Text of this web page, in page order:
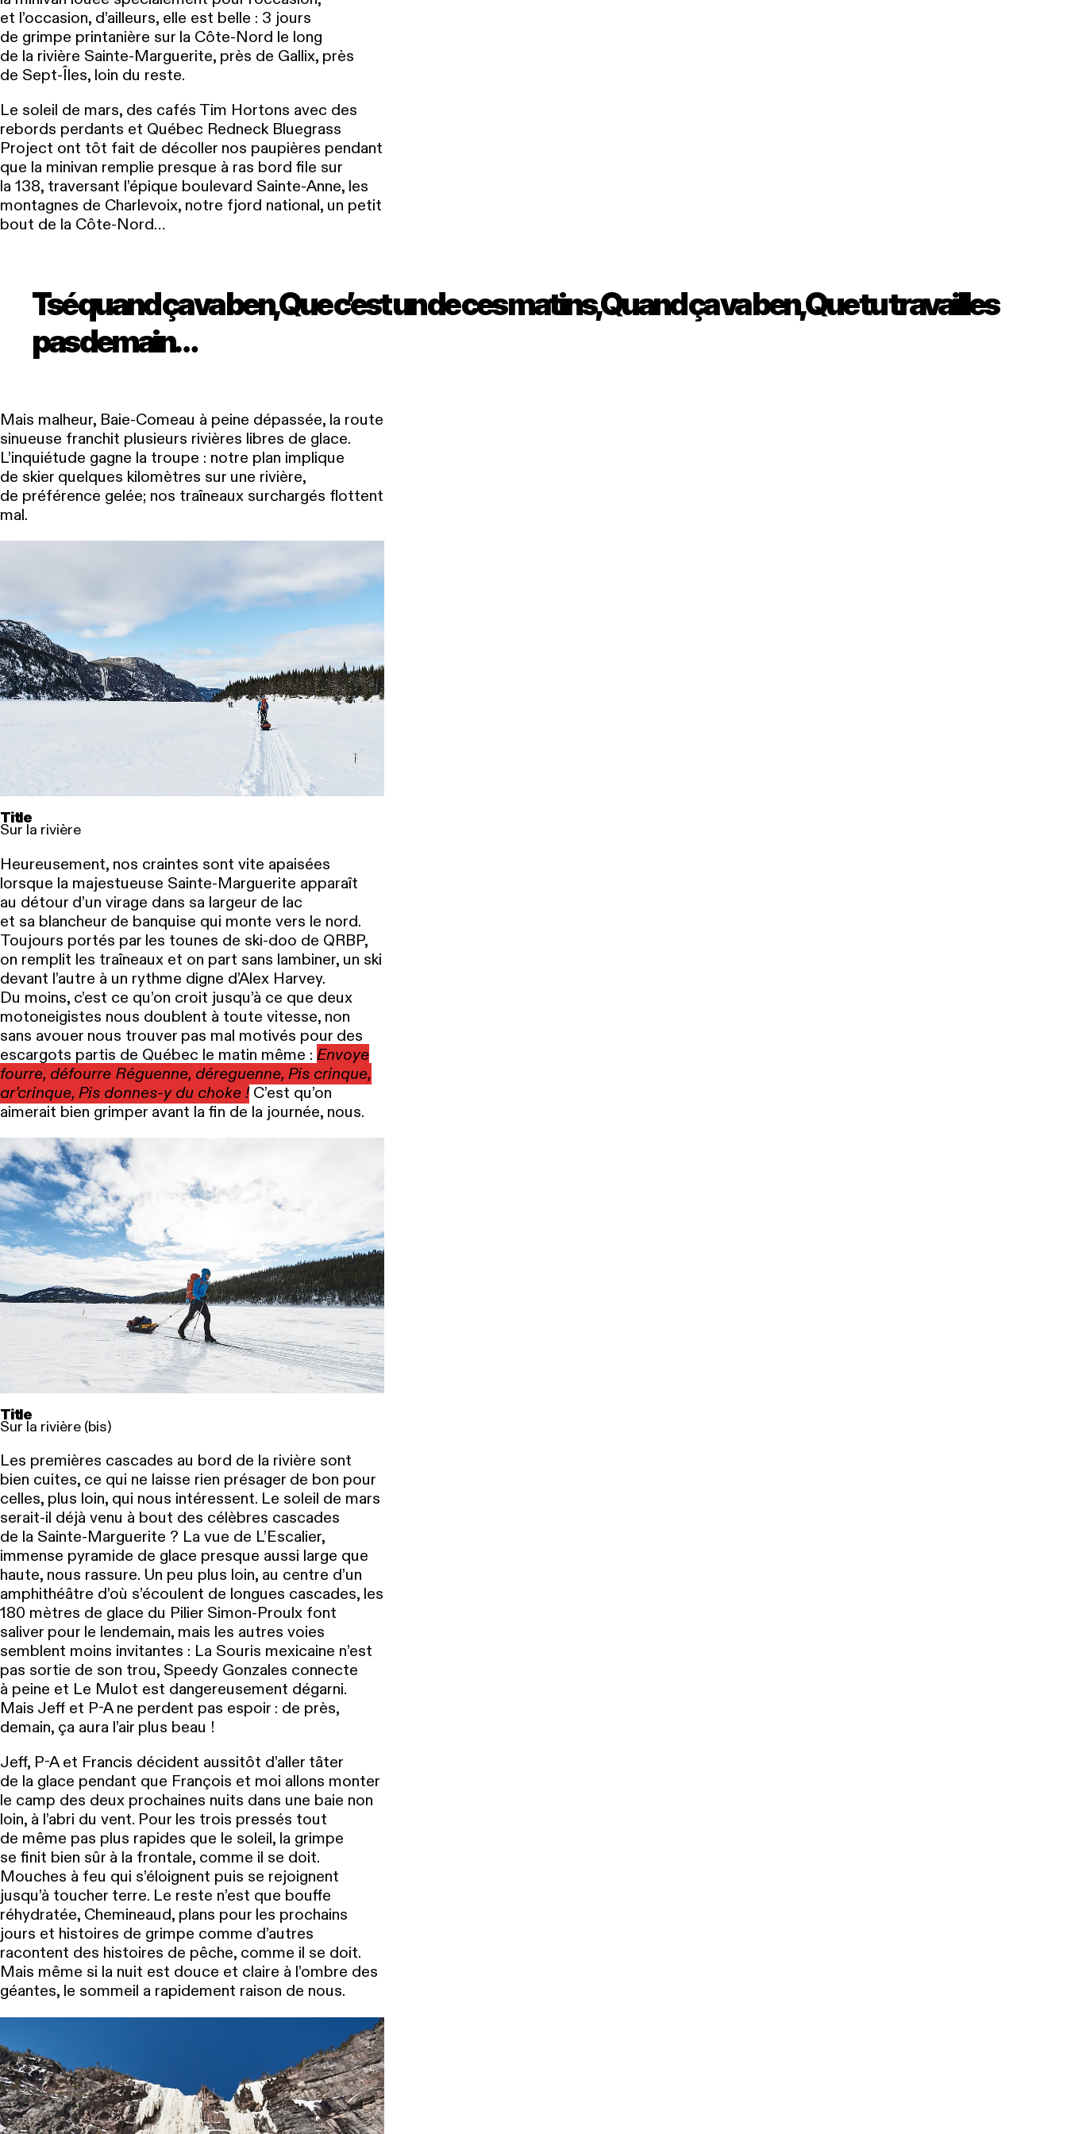
et l’occasion, d’ailleurs, elle est belle : 3 jours
de grimpe printanière sur la Côte-Nord le long
de la rivière Sainte-Marguerite, près de Gallix, près
de Sept-Îles, loin du reste.
Le soleil de mars, des cafés Tim Hortons avec des
rebords perdants et Québec Redneck Bluegrass
Project ont tôt fait de décoller nos paupières pendant
que la minivan remplie presque à ras bord file sur
la 138, traversant l’épique boulevard Sainte-Anne, les
montagnes de Charlevoix, notre fjord national, un petit
bout de la Côte-Nord…
Tsé quand ça va ben, Que c’est un de ces matins, Quand ça va ben, Que tu travailles
pas demain…
Mais malheur, Baie-Comeau à peine dépassée, la route
sinueuse franchit plusieurs rivières libres de glace.
L’inquiétude gagne la troupe : notre plan implique
de skier quelques kilomètres sur une rivière,
de préférence gelée; nos traîneaux surchargés flottent
mal.
Title
Sur la rivière
Heureusement, nos craintes sont vite apaisées
lorsque la majestueuse Sainte-Marguerite apparaît
au détour d’un virage dans sa largeur de lac
et sa blancheur de banquise qui monte vers le nord.
Toujours portés par les tounes de ski-doo de QRBP,
on remplit les traîneaux et on part sans lambiner, un ski
devant l’autre à un rythme digne d’Alex Harvey.
Du moins, c’est ce qu’on croit jusqu’à ce que deux
motoneigistes nous doublent à toute vitesse, non
sans avouer nous trouver pas mal motivés pour des
escargots partis de Québec le matin même : Envoye
fourre, défourre Réguenne, déreguenne, Pis crinque,
ar’crinque, Pis donnes-y du choke !C’est qu’on
aimerait bien grimper avant la fin de la journée, nous.
Title
Sur la rivière (bis)
Les premières cascades au bord de la rivière sont
bien cuites, ce qui ne laisse rien présager de bon pour
celles, plus loin, qui nous intéressent. Le soleil de mars
serait-il déjà venu à bout des célèbres cascades
de la Sainte-Marguerite ? La vue de L’Escalier,
immense pyramide de glace presque aussi large que
haute, nous rassure. Un peu plus loin, au centre d’un
amphithéâtre d’où s’écoulent de longues cascades, les
180 mètres de glace du Pilier Simon-Proulx font
saliver pour le lendemain, mais les autres voies
semblent moins invitantes : La Souris mexicaine n’est
pas sortie de son trou, Speedy Gonzales connecte
à peine et Le Mulot est dangereusement dégarni.
Mais Jeff et P-A ne perdent pas espoir : de près,
demain, ça aura l’air plus beau !
Jeff, P-A et Francis décident aussitôt d’aller tâter
de la glace pendant que François et moi allons monter
le camp des deux prochaines nuits dans une baie non
loin, à l’abri du vent. Pour les trois pressés tout
de même pas plus rapides que le soleil, la grimpe
se finit bien sûr à la frontale, comme il se doit.
Mouches à feu qui s’éloignent puis se rejoignent
jusqu’à toucher terre. Le reste n’est que bouffe
réhydratée, Chemineaud, plans pour les prochains
jours et histoires de grimpe comme d’autres
racontent des histoires de pêche, comme il se doit.
Mais même si la nuit est douce et claire à l’ombre des
géantes, le sommeil a rapidement raison de nous.